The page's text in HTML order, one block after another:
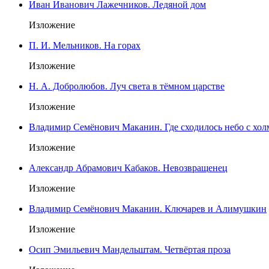
Иван Иванович Лажечников. Ледяной дом
Изложение
П. И. Мельников. На горах
Изложение
Н. А. Добролюбов. Луч света в тёмном царстве
Изложение
Владимир Семёнович Маканин. Где сходилось небо с
Изложение
Александр Абрамович Кабаков. Невозвращенец
Изложение
Владимир Семёнович Маканин. Ключарев и Алимушкин
Изложение
Осип Эмильевич Мандельштам. Четвёртая проза